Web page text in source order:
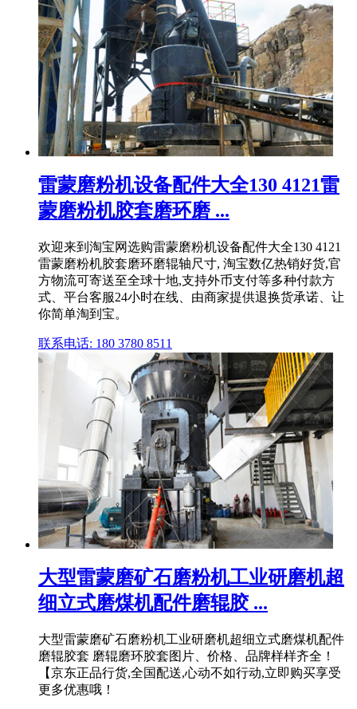
雷蒙磨粉机设备配件大全130 4121雷
蒙磨粉机胶套磨环磨 ...
欢迎来到淘宝网选购雷蒙磨粉机设备配件大全130 4121
雷蒙磨粉机胶套磨环磨辊轴尺寸, 淘宝数亿热销好货,官
方物流可寄送至全球十地,支持外币支付等多种付款方
式、平台客服24小时在线、由商家提供退换货承诺、让
你简单淘到宝。
联系电话: 180 3780 8511
大型雷蒙磨矿石磨粉机工业研磨机超
细立式磨煤机配件磨辊胶 ...
大型雷蒙磨矿石磨粉机工业研磨机超细立式磨煤机配件
磨辊胶套 磨辊磨环胶套图片、价格、品牌样样齐全！
【京东正品行货,全国配送,心动不如行动,立即购买享受
更多优惠哦！